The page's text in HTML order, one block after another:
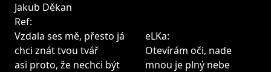
Jakub Děkan
Ref:
Vzdala ses mě, přesto já
chci znát tvou tvář
asi proto, že nechci být
eLKa:
Otevírám oči, nade
mnou je plný nebe